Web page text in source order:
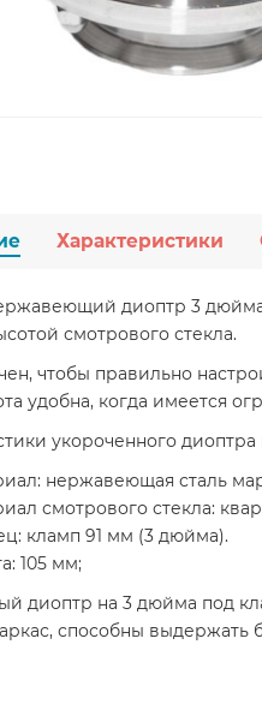
Характеристики
диоптр 3 дюйма
смотрового стекла.
чтобы правильно
удобна, когда имеется
укороченного
нержавеющая сталь
смотрового стекла:
кламп 91 мм (3 дюйма).
105 мм;
диоптр на 3 дюйма под
способны выдержать